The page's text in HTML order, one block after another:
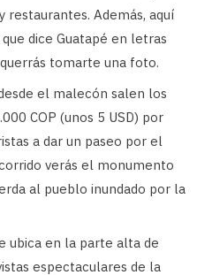
restaurantes. Además, aquí
dice Guatapé en letras
tomarte una foto.
el malecón salen los
COP (unos 5 USD) por
a dar un paseo por el
verás el monumento
al pueblo inundado por la
ubica en la parte alta de
espectaculares de la